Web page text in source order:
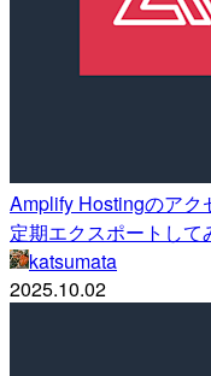
Amplify Hostingのアク
定期エクスポートして
katsumata
2025.10.02